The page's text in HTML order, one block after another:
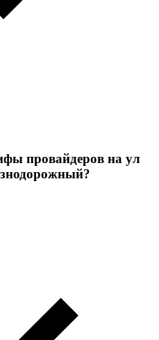
провайдеров на ул